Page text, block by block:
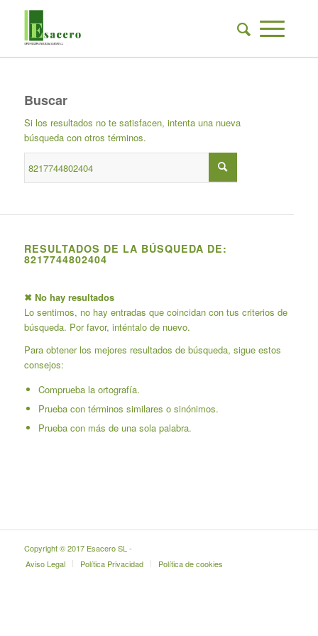
Buscar
Si los resultados no te satisfacen, intenta una nueva
búsqueda con otros términos.
RESULTADOS DE LA BÚSQUEDA DE:
8217744802404
✖ No hay resultados
Lo sentimos, no hay entradas que coincidan con tus criterios de
búsqueda. Por favor, inténtalo de nuevo.
Para obtener los mejores resultados de búsqueda, sigue estos
consejos:
Comprueba la ortografía.
Prueba con términos similares o sinónimos.
Prueba con más de una sola palabra.
Copyright © 2017 Esacero SL -
Aviso Legal
Política Privacidad Política de cookies